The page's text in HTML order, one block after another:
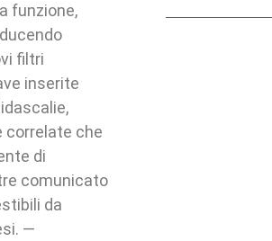
funzione,
filtri
inserite
correlate che
di
comunicato
da
—